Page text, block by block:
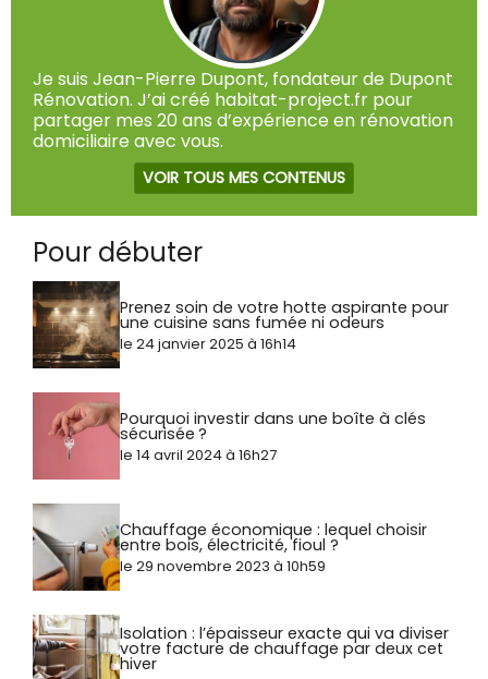
Je suis Jean-Pierre Dupont, fondateur de Dupont
Rénovation. J’ai créé habitat-project.fr pour
partager mes 20 ans d’expérience en rénovation
domiciliaire avec vous.
VOIR TOUS MES CONTENUS
Pour débuter
Prenez soin de votre hotte aspirante pour
une cuisine sans fumée ni odeurs
le 24 janvier 2025 à 16h14
Pourquoi investir dans une boîte à clés
sécurisée ?
le 14 avril 2024 à 16h27
Chauffage économique : lequel choisir
entre bois, électricité, fioul ?
le 29 novembre 2023 à 10h59
Isolation : l’épaisseur exacte qui va diviser
votre facture de chauffage par deux cet
hiver